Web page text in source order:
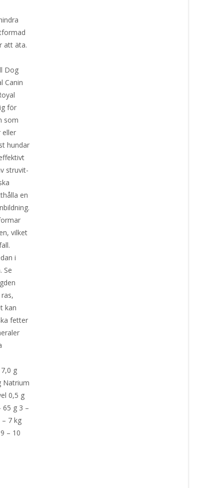
att äta.
Dog
Canin
för
som
eller
hundar
struvit-
en
vilket
i
Se
kan
fetter
g
Natrium
0,5 g
65 g 3 –
– 7 kg
– 10